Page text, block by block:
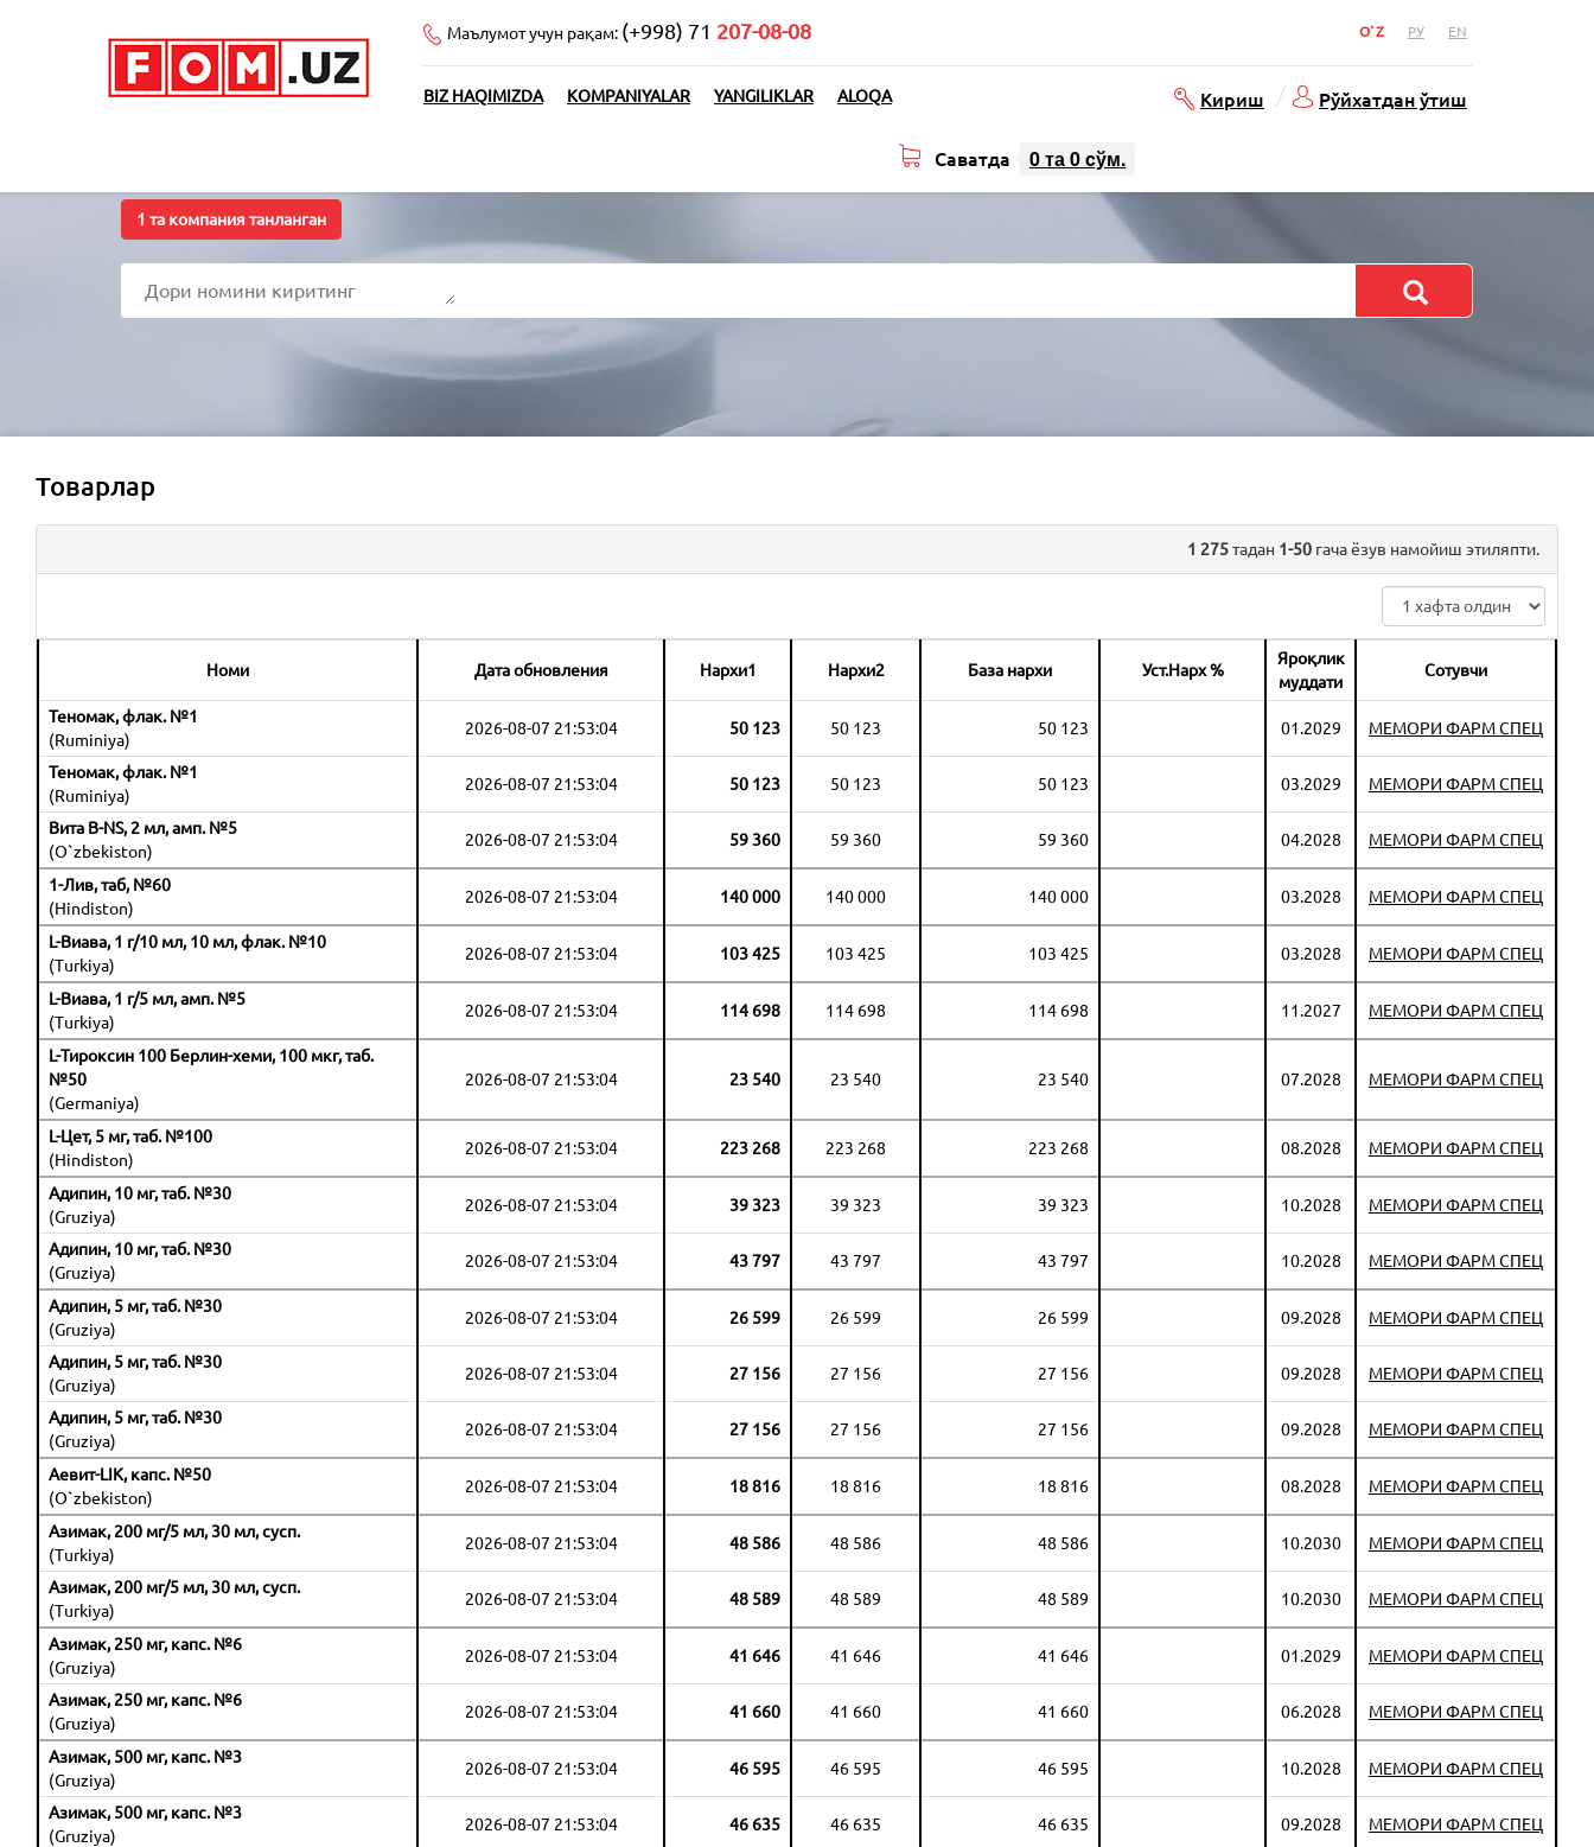
Маълумот учун рақам: (+998) 71 207-08-08 O`Z РУ EN
Рўйхатдан ўтиш
Кириш
BIZ HAQIMIZDA KOMPANIYALAR YANGILIKLAR ALOQA
Саватда 0та0cўм.
1 та компания танланган
Товарлар
1 275тадан 1-50 гача ёзув намойиш этиляпти.
Номи Дата обновления Нархи1 Нархи2 База нархи Уст.Нарх %
Яроқлик
муддати
Сотувчи
Теномак, флак. №1
(Ruminiya)
2026-08-07 21:53:04 50 123 50 123 50 123 01.2029 МЕМОРИ ФАРМ СПЕЦ
Теномак, флак. №1
(Ruminiya)
2026-08-07 21:53:04 50 123 50 123 50 123 03.2029 МЕМОРИ ФАРМ СПЕЦ
Вита В-NS, 2 мл, амп. №5
(O`zbekiston)
2026-08-07 21:53:04 59 360 59 360 59 360 04.2028 МЕМОРИ ФАРМ СПЕЦ
1-Лив, таб, №60
(Hindiston)
2026-08-07 21:53:04 140 000 140 000 140 000 03.2028 МЕМОРИ ФАРМ СПЕЦ
L-Виава, 1 г/10 мл, 10 мл, флак. №10
(Turkiya)
2026-08-07 21:53:04 103 425 103 425 103 425 03.2028 МЕМОРИ ФАРМ СПЕЦ
L-Виава, 1 г/5 мл, амп. №5
(Turkiya)
2026-08-07 21:53:04 114 698 114 698 114 698 11.2027 МЕМОРИ ФАРМ СПЕЦ
L-Тироксин 100 Берлин-хеми, 100 мкг, таб.
№50
(Germaniya)
2026-08-07 21:53:04 23 540 23 540 23 540 07.2028 МЕМОРИ ФАРМ СПЕЦ
L-Цет, 5 мг, таб. №100
(Hindiston)
2026-08-07 21:53:04 223 268 223 268 223 268 08.2028 МЕМОРИ ФАРМ СПЕЦ
Адипин, 10 мг, таб. №30
(Gruziya)
2026-08-07 21:53:04 39 323 39 323 39 323 10.2028 МЕМОРИ ФАРМ СПЕЦ
Адипин, 10 мг, таб. №30
(Gruziya)
2026-08-07 21:53:04 43 797 43 797 43 797 10.2028 МЕМОРИ ФАРМ СПЕЦ
Адипин, 5 мг, таб. №30
(Gruziya)
2026-08-07 21:53:04 26 599 26 599 26 599 09.2028 МЕМОРИ ФАРМ СПЕЦ
Адипин, 5 мг, таб. №30
(Gruziya)
2026-08-07 21:53:04 27 156 27 156 27 156 09.2028 МЕМОРИ ФАРМ СПЕЦ
Адипин, 5 мг, таб. №30
(Gruziya)
2026-08-07 21:53:04 27 156 27 156 27 156 09.2028 МЕМОРИ ФАРМ СПЕЦ
Аевит-LIK, капс. №50
(O`zbekiston)
2026-08-07 21:53:04 18 816 18 816 18 816 08.2028 МЕМОРИ ФАРМ СПЕЦ
Азимак, 200 мг/5 мл, 30 мл, сусп.
(Turkiya)
2026-08-07 21:53:04 48 586 48 586 48 586 10.2030 МЕМОРИ ФАРМ СПЕЦ
Азимак, 200 мг/5 мл, 30 мл, сусп.
(Turkiya)
2026-08-07 21:53:04 48 589 48 589 48 589 10.2030 МЕМОРИ ФАРМ СПЕЦ
Азимак, 250 мг, капс. №6
(Gruziya)
2026-08-07 21:53:04 41 646 41 646 41 646 01.2029 МЕМОРИ ФАРМ СПЕЦ
Азимак, 250 мг, капс. №6
(Gruziya)
2026-08-07 21:53:04 41 660 41 660 41 660 06.2028 МЕМОРИ ФАРМ СПЕЦ
Азимак, 500 мг, капс. №3
(Gruziya)
2026-08-07 21:53:04 46 595 46 595 46 595 10.2028 МЕМОРИ ФАРМ СПЕЦ
Азимак, 500 мг, капс. №3
(Gruziya)
2026-08-07 21:53:04 46 635 46 635 46 635 09.2028 МЕМОРИ ФАРМ СПЕЦ